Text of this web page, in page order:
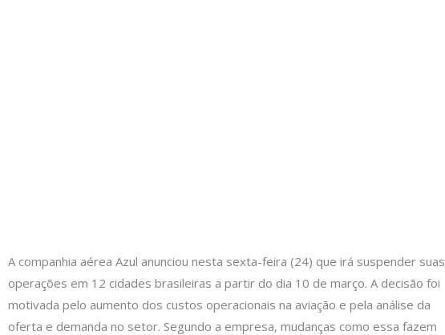
A companhia aérea Azul anunciou nesta sexta-feira (24) que irá suspender suas
operações em 12 cidades brasileiras a partir do dia 10 de março. A decisão foi
motivada pelo aumento dos custos operacionais na aviação e pela análise da
oferta e demanda no setor. Segundo a empresa, mudanças como essa fazem